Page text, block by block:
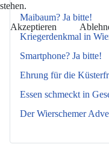
Maibaum? Ja bitte!
Kriegerdenkmal in
Smartphone? Ja bitte!
Ehrung für die
Essen schmeckt in
Der Wierschemer
stehen.
Akzeptieren